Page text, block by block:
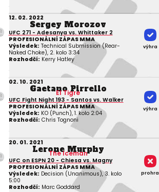
12. 02. 2022
Sergey Morozov
UFC 271 - Adesanya vs. Whittaker 2
PROFESIONÁLNÍ ZÁPAS MMA
Výsledek: Technical Submission (Rear-
Naked Choke), 2. kolo 3:34
Rozhodčí: Kerry Hatley
výhra
02. 10. 2021
Gaetano Pirrello
El Tigre
UFC Fight Night 193 - Santos vs. Walker
PROFESIONÁLNÍ ZÁPAS MMA
Výsledek: KO (Punch), 1. kolo 2:04
Rozhodčí: Chris Tognoni
výhra
20. 01. 2021
Lerone Murphy
The Iceman
UFC on ESPN 20 - Chiesa vs. Magny
PROFESIONÁLNÍ ZÁPAS MMA
Výsledek: Decision (Unanimous), 3. kolo
5:00
Rozhodčí: Marc Goddard
prohra